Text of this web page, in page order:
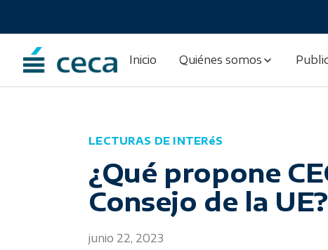
Inicio Quiénes somos
LECTURAS DE INTERéS
¿Qué propone
Consejo de la UE?
junio 22, 2023